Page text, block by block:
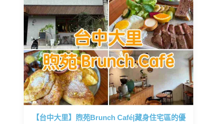
【台中大里】煦苑Brunch Café|藏身住宅區的優